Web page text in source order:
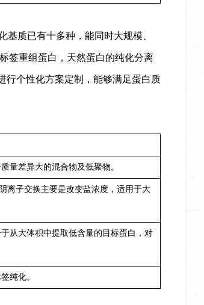
基质已有十多种，能同时大规模、
签重组蛋白，天然蛋白的纯化分离
行个性化方案定制，能够满足蛋白质
量差异大的混合物及低聚物。
离子交换主要是改变盐浓度，适用于大
从大体积中提取低含量的目标蛋白，对
纯化。